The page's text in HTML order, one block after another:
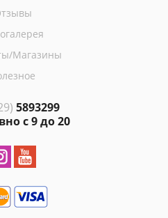
Магазины
5893299
с 9 до 20